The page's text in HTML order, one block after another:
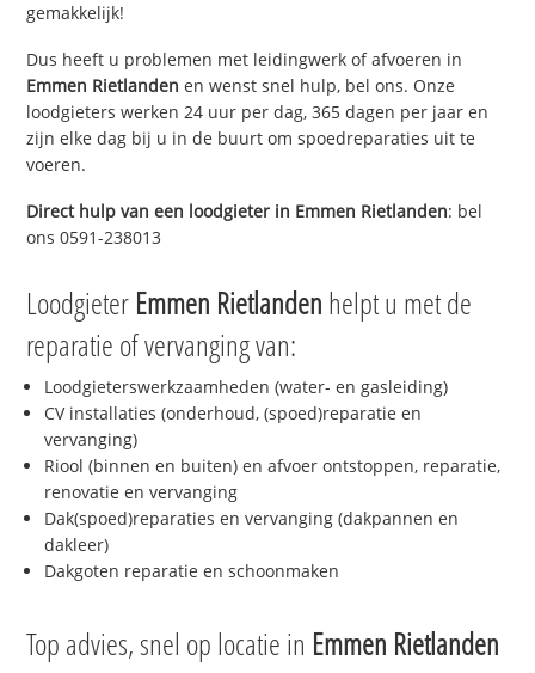
gemakkelijk!
Dus heeft u problemen met leidingwerk of afvoeren in
Emmen Rietlanden en wenst snel hulp, bel ons. Onze
loodgieters werken 24 uur per dag, 365 dagen per jaar en
zijn elke dag bij u in de buurt om spoedreparaties uit te
voeren.
Direct hulp van een loodgieter in Emmen Rietlanden: bel
ons 0591-238013
Loodgieter Emmen Rietlanden helpt u met de
reparatie of vervanging van:
Loodgieterswerkzaamheden (water- en gasleiding)
CV installaties (onderhoud, (spoed)reparatie en
vervanging)
Riool (binnen en buiten) en afvoer ontstoppen, reparatie,
renovatie en vervanging
Dak(spoed)reparaties en vervanging (dakpannen en
dakleer)
Dakgoten reparatie en schoonmaken
Top advies, snel op locatie in Emmen Rietlanden